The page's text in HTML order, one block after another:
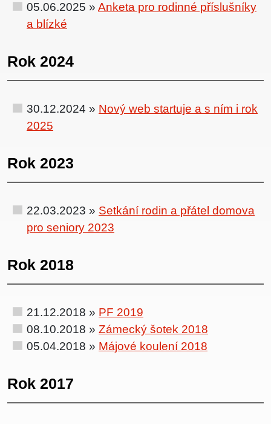
05.06.2025 » Anketa pro rodinné příslušníky
a blízké
Rok 2024
30.12.2024 » Nový web startuje a s ním i rok
2025
Rok 2023
22.03.2023 » Setkání rodin a přátel domova
pro seniory 2023
Rok 2018
21.12.2018 » PF 2019
08.10.2018 » Zámecký šotek 2018
05.04.2018 » Májové koulení 2018
Rok 2017